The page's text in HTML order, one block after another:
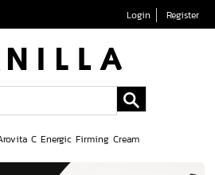
Login Register
C Energic Firming Cream